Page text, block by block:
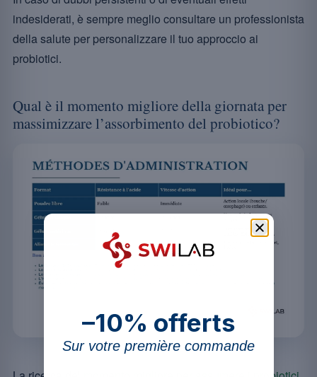
indesiderati, è sempre meglio consultare un professionista
della salute per personalizzare il tuo approccio ai
probiotici.
Qual è il momento migliore della giornata per
massimizzare l’assorbimento del probiotico?
–10% offerts
Sur votre première commande